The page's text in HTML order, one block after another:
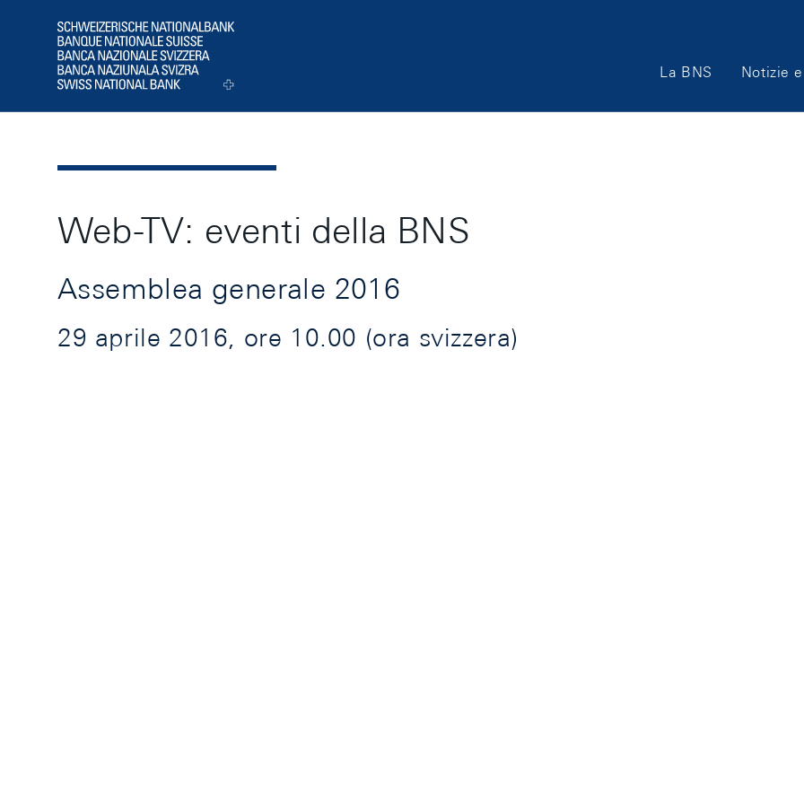
Logo
Main
Navigation
La BNS Notizie
Web-TV: eventi della BNS
Assemblea generale 2016
29 aprile 2016, ore 10.00 (ora svizzera)